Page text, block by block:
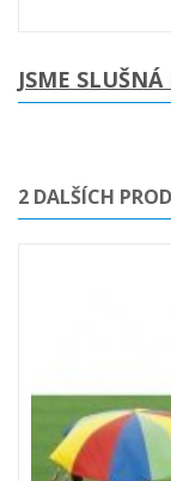
JSME
2 DALŠÍCH